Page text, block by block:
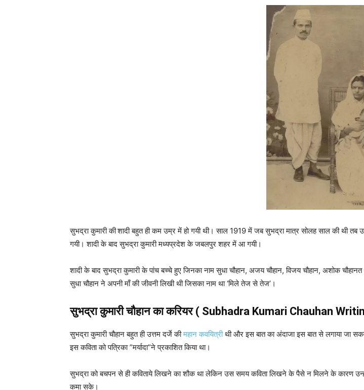
सुभद्रा कुमारी कीशादी बहुत ही कम उम्र में हो गयी थी। साल 1919 में जब सुभद्रा मात्र सोलह साल की थी
गयी। शादी के बाद सुभद्रा कुमारी मध्यप्रदेश के जबलपुर शहर में आ गयी।
शादी के बाद सुभद्रा कुमारी के पांच बच्चे हुए जिनका नाम सुधा चौहान, अजय चौहान, विजय चौहान, अशोक
सुधा चौहान ने अपनी माँ की जीवनी लिखी थी जिसका नाम था ‘मिले तेज से तेज’।
सुभद्रा कुमारी चौहान का करियर ( Subhadra Kumari Chauhan
सुभद्रा कुमारी चौहान बहुत ही उत्तम दर्जे कीमहान कवयित्रीथी और इस बात का अंदाजा इस बात से लगाया जा
इस कविता को पत्रिका ”मर्यादा”ने प्रकाशित किया था।
सुभद्रा को बचपन से ही कविताये लिखने का शौक था लेकिन उस समय कविता लिखने के पैसे न मिलने के कारण
कमा सके।